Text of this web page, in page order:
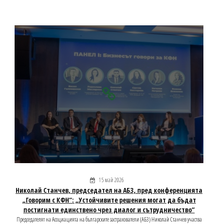
15 май 2026
Николай Станчев, председател на АБЗ, пред конференцията
„Говорим с КФН“: „Устойчивите решения могат да бъдат
постигнати единствено чрез диалог и сътрудничество“
Председателят на Асоциацията на българските застрахователи (АБЗ) Николай Станчев участва